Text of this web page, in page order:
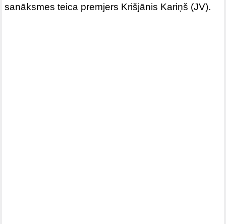
sanāksmes teica premjers Krišjānis Kariņš (JV).